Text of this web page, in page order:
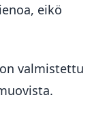
eikö
valmistettu